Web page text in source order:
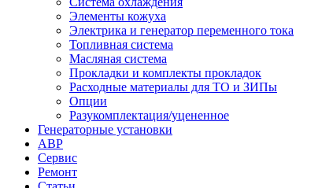
Элементы кожуха
Электрика и генератор переменного тока
Топливная система
Масляная система
Прокладки и комплекты прокладок
Расходные материалы для ТО и ЗИПы
Опции
Разукомплектация/уцененное
Генераторные установки
АВР
Сервис
Ремонт